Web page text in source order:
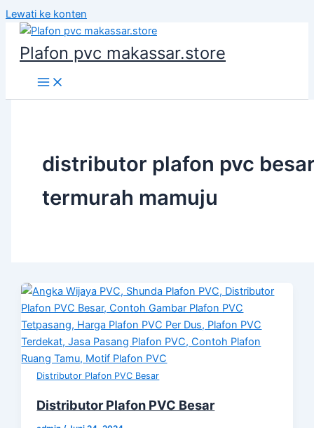
Lewati ke konten
Plafon pvc makassar.store
distributor plafon pvc
termurah mamuju
Distributor Plafon PVC Besar
Distributor Plafon PVC Besar